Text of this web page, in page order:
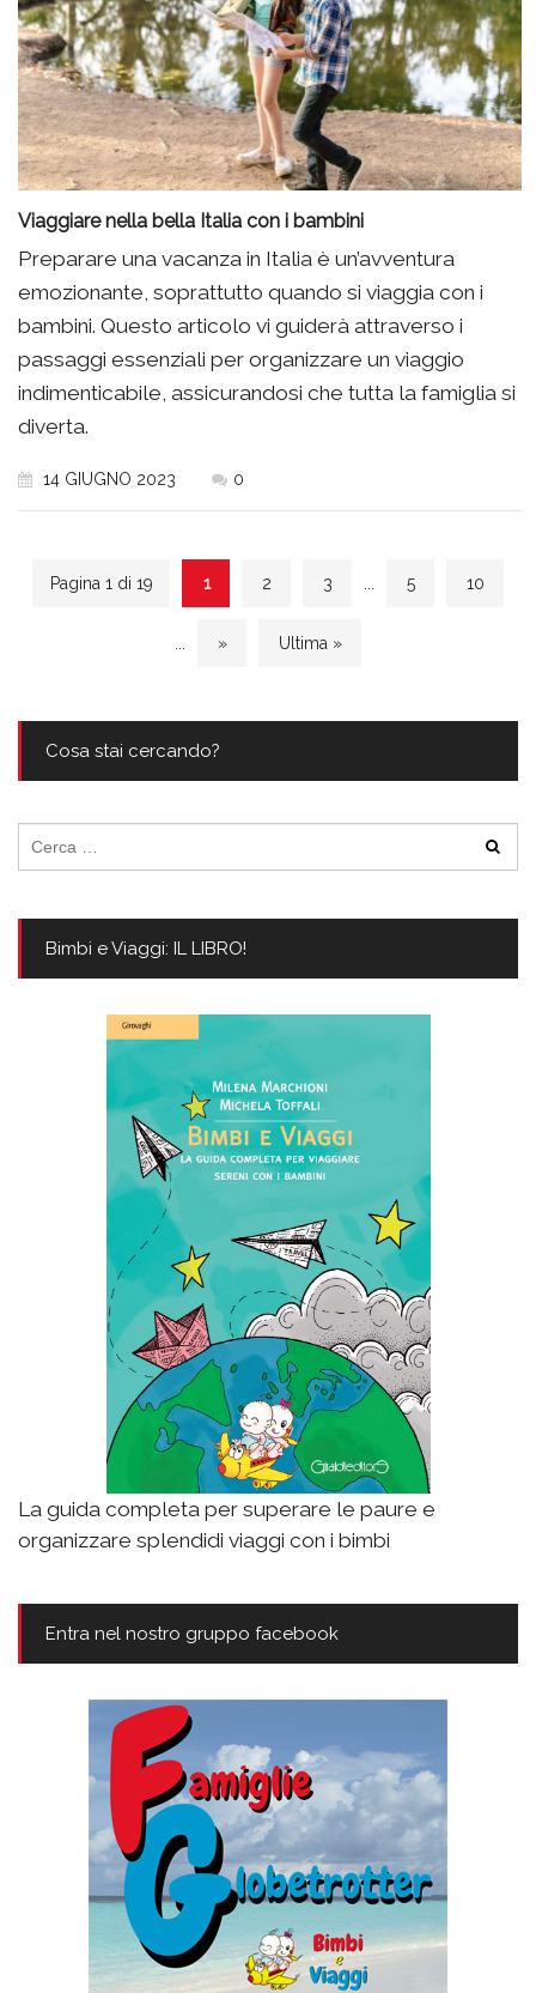
Viaggiare nella bella Italia con i bambini
Preparare una vacanza in Italia è un’avventura
emozionante, soprattutto quando si viaggia con i
bambini. Questo articolo vi guiderà attraverso i
passaggi essenziali per organizzare un viaggio
indimenticabile, assicurandosi che tutta la famiglia si
diverta.
14 GIUGNO 2023 0
Pagina 1 di 19 1 2 3 ... 5 10
... » Ultima »
Cosa stai cercando?
per:
Bimbi e Viaggi: IL LIBRO!
La guida completa per superare le paure e
organizzare splendidi viaggi con i bimbi
Entra nel nostro gruppo facebook